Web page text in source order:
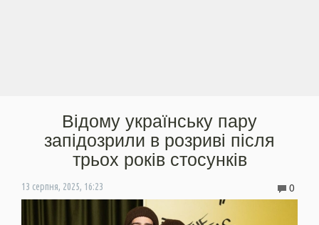
Відому українську пару
запідозрили в розриві після
трьох років стосунків
13 серпня, 2025, 16:23 0